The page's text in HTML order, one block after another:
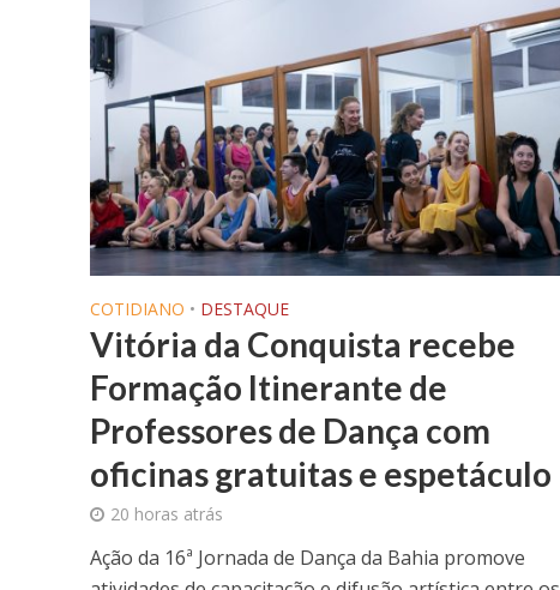
COTIDIANO • DESTAQUE
Vitória da Conquista recebe
Formação Itinerante de
Professores de Dança com
oficinas gratuitas e espetáculo
20 horas atrás
Ação da 16ª Jornada de Dança da Bahia promove